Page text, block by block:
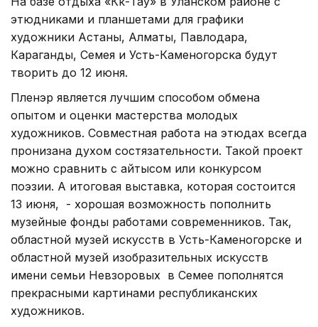
этюдниками и планшетами для графики
художники Астаны, Алматы, Павлодара,
Караганды, Семея и Усть-Каменогорска будут
творить до 12 июня.
Пленэр является лучшим способом обмена
опытом и оценки мастерства молодых
художников. Совместная работа на этюдах всегда
пронизана духом состязательности. Такой проект
можно сравнить с айтысом или конкурсом
поэзии. А итоговая выставка, которая состоится
13 июня, ­ - хорошая возможность пополнить
музейные фонды работами современников. Так,
областной музей искусств в Усть-Каменогорске и
областной музей изобразительных искусств
имени семьи Невзоровых в Семее пополнятся
прекрасными картинами республиканских
художников.